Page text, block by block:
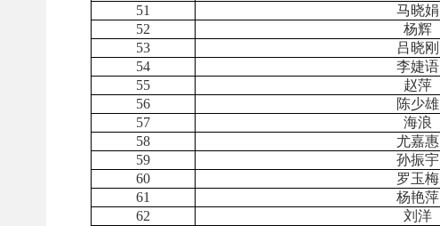
51
马晓娟
52
杨辉
53
吕晓刚
54
李婕语
55
赵萍
56
陈少雄
57
海浪
58
尤嘉惠
59
孙振宇
60
罗玉梅
61
杨艳萍
62
刘洋